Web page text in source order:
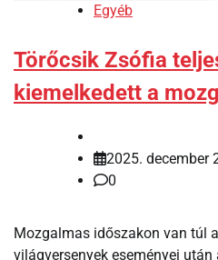
Egyéb
Törőcsik Zsófia
kiemelkedett a
2025. december
0
Mozgalmas időszakon van túl
világversenyek eseményei